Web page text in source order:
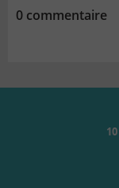
0 commentaire